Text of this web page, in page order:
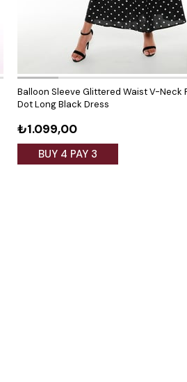
Balloon Sleeve Glittered Waist V-Neck
Dot Long Black Dress
₺1.099,00
BUY 4 PAY 3